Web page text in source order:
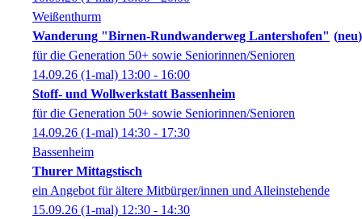
Weißenthurm
Wanderung "Birnen-Rundwanderweg Lantershofen"
neu
für die Generation 50+ sowie Seniorinnen/Senioren
14.09.26 (1-mal) 13:00 - 16:00
Stoff- und Wollwerkstatt Bassenheim
für die Generation 50+ sowie Seniorinnen/Senioren
14.09.26 (1-mal) 14:30 - 17:30
Bassenheim
Thurer Mittagstisch
ein Angebot für ältere Mitbürger/innen und Alleinstehende
15.09.26 (1-mal) 12:30 - 14:30